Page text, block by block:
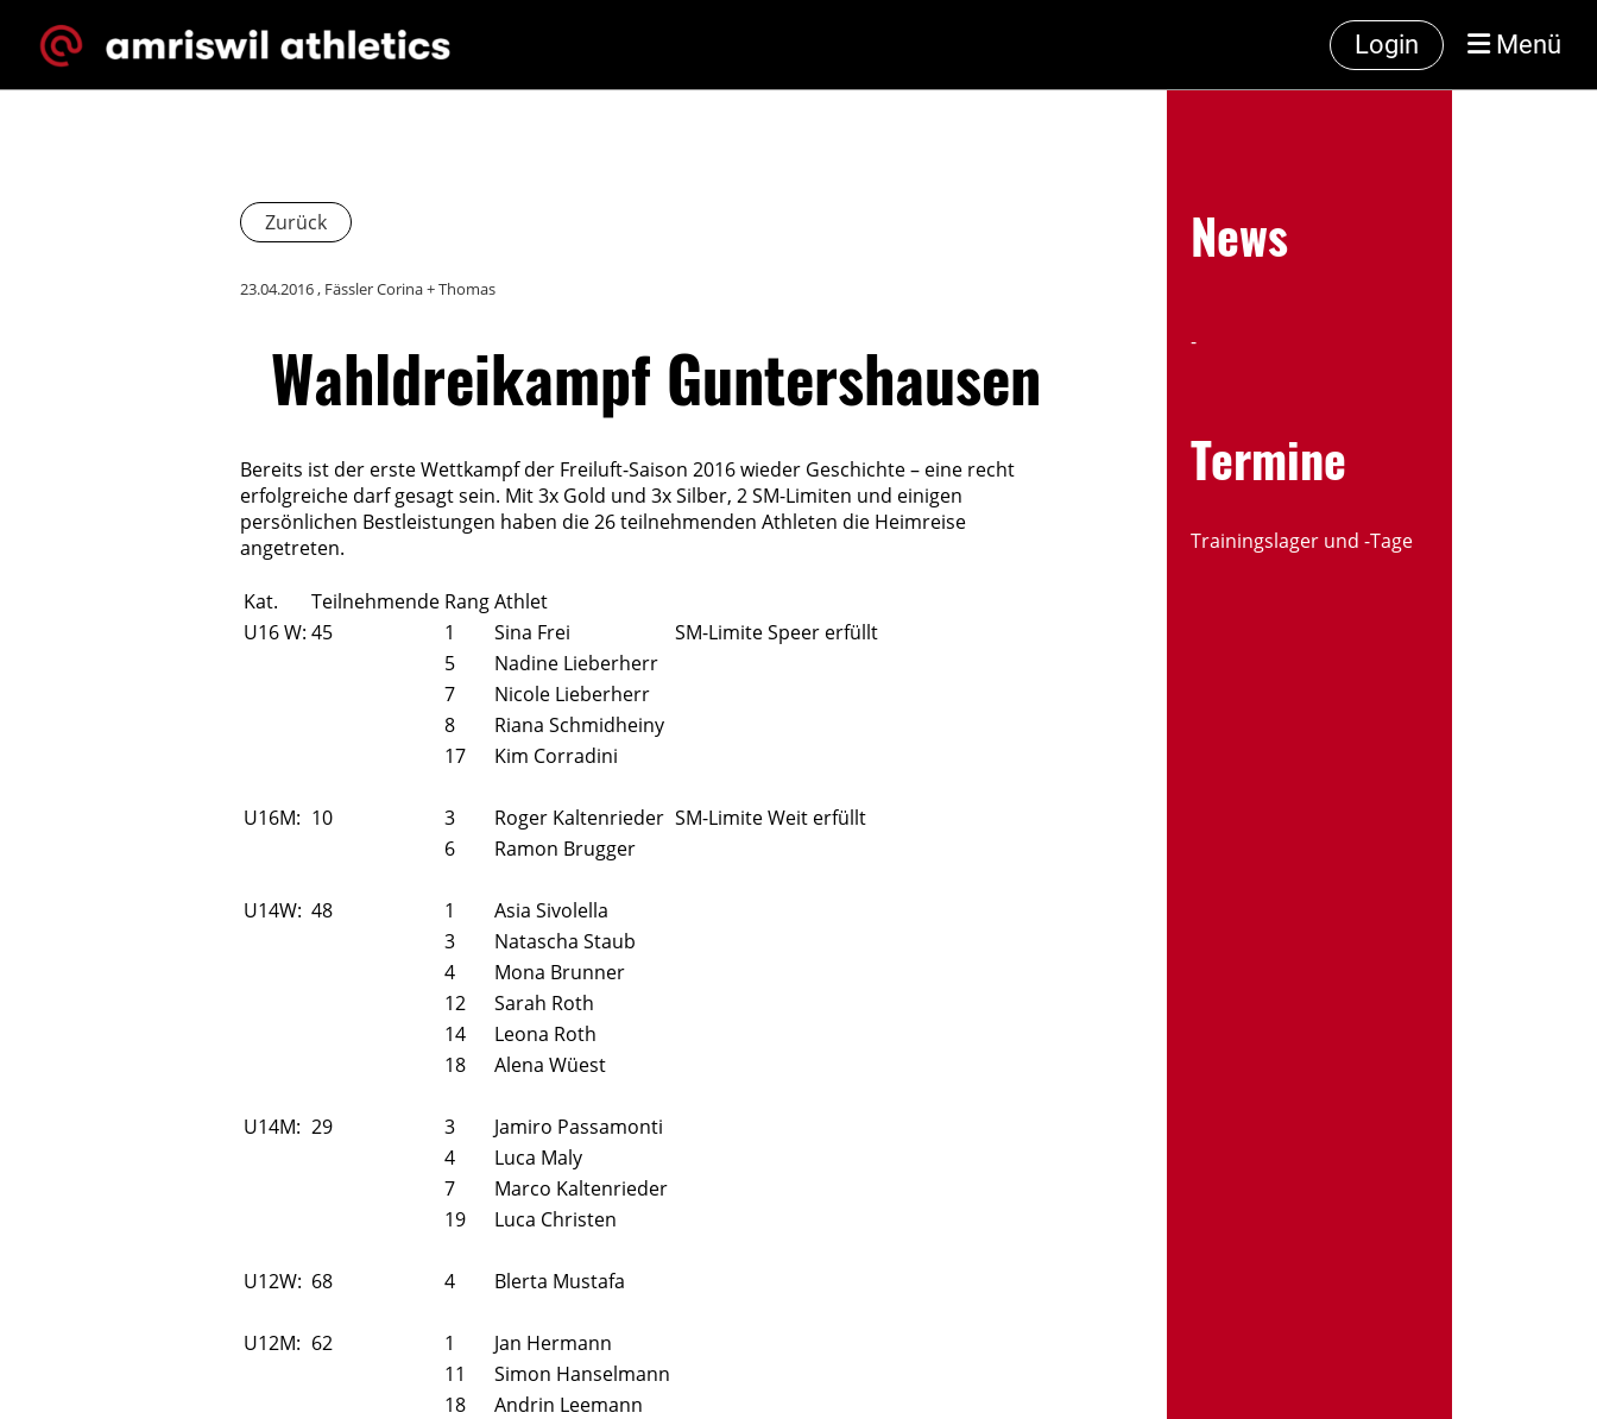
Login Menü
Zurück
23.04.2016, Fässler Corina + Thomas
Wahldreikampf Guntershausen
Bereits ist der erste Wettkampf der Freiluft-Saison 2016 wieder Geschichte – eine recht
erfolgreiche darf gesagt sein. Mit 3x Gold und 3x Silber, 2 SM-Limiten und einigen
persönlichen Bestleistungen haben die 26 teilnehmenden Athleten die Heimreise
angetreten.
Kat. Teilnehmende RangAthlet
U16 W: 45 1 Sina Frei
SM-Limite Speer erfüllt
5
Nadine Lieberherr
7
Nicole Lieberherr
8
Riana Schmidheiny
17
Kim Corradini
U16M: 10 3 Roger Kaltenrieder SM-Limite Weit erfüllt
6
Ramon Brugger
U14W: 48 1
Asia Sivolella
3
Natascha Staub
4
Mona Brunner
12
Sarah Roth
14
Leona Roth
18
Alena Wüest
U14M: 29 3
Jamiro Passamonti
4
Luca Maly
7
Marco Kaltenrieder
19
Luca Christen
U12W: 68 4 Blerta Mustafa
U12M: 62 1
Jan Hermann
11
Simon Hanselmann
18
Andrin Leemann
News
-
Termine
Trainingslager und -Tage